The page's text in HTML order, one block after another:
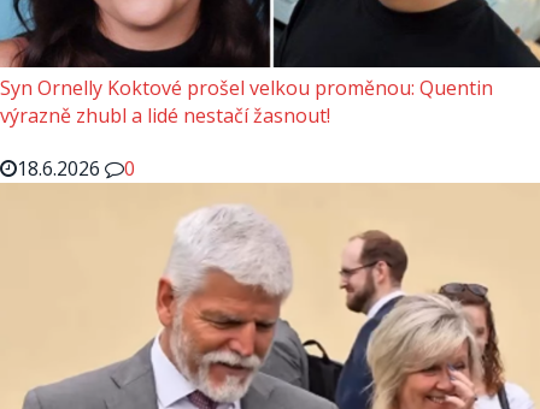
Syn Ornelly Koktové prošel velkou proměnou: Quentin
výrazně zhubl a lidé nestačí žasnout!
18.6.2026
0